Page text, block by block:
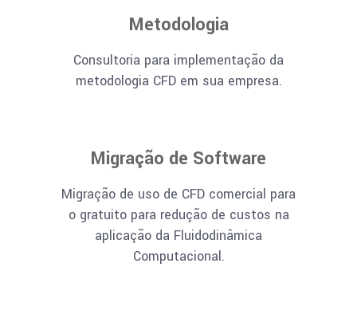
Metodologia
Consultoria para implementação da
metodologia CFD em sua empresa.
Migração de Software
Migração de uso de CFD comercial para
o gratuito para redução de custos na
aplicação da Fluidodinâmica
Computacional.